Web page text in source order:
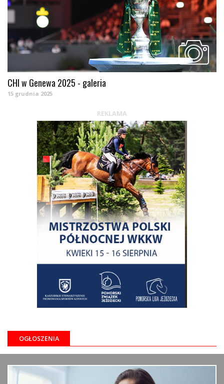
CHI w Genewa 2025 - galeria
15 grudnia 2025
REKLAMA
OGŁOSZENIA